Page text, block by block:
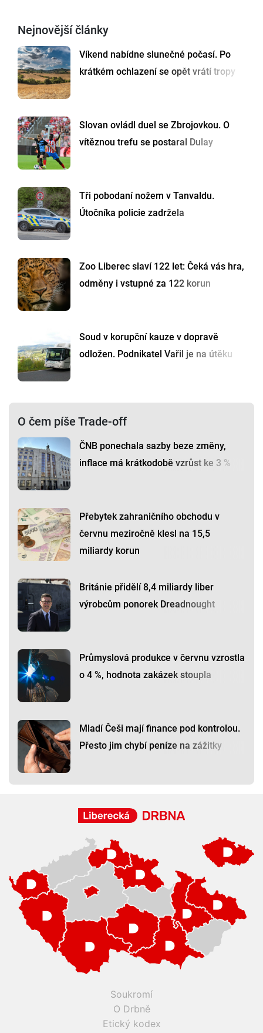
Nejnovější články
Víkend nabídne slunečné počasí. Po
krátkém ochlazení se opět vrátí tropy
Slovan ovládl duel se Zbrojovkou. O
vítěznou trefu se postaral Dulay
Tři pobodaní nožem v Tanvaldu.
Útočníka policie zadržela
Zoo Liberec slaví 122 let: Čeká vás hra,
odměny i vstupné za 122 korun
Soud v korupční kauze v dopravě
odložen. Podnikatel Vařil je na útěku
O čem píše Trade-off
ČNB ponechala sazby beze změny,
inflace má krátkodobě vzrůst ke 3 %
Přebytek zahraničního obchodu v
červnu meziročně klesl na 15,5
miliardy korun
Británie přidělí 8,4 miliardy liber
výrobcům ponorek Dreadnought
Průmyslová produkce v červnu vzrostla
o 4 %, hodnota zakázek stoupla
Mladí Češi mají finance pod kontrolou.
Přesto jim chybí peníze na zážitky
Soukromí
O Drbně
Etický kodex